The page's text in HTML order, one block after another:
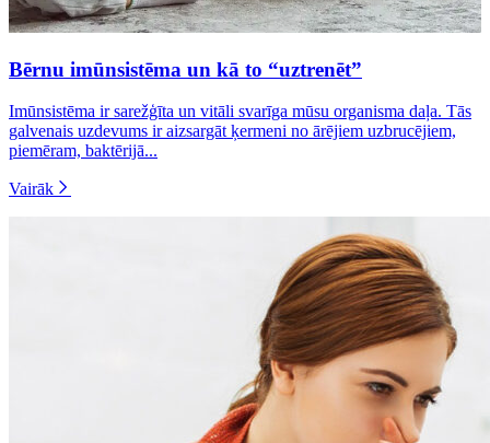
Bērnu imūnsistēma un kā to “uztrenēt”
Imūnsistēma ir sarežģīta un vitāli svarīga mūsu organisma daļa. Tās
galvenais uzdevums ir aizsargāt ķermeni no ārējiem uzbrucējiem,
piemēram, baktērijā...
Vairāk